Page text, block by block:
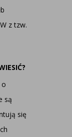
z tzw.
są
się